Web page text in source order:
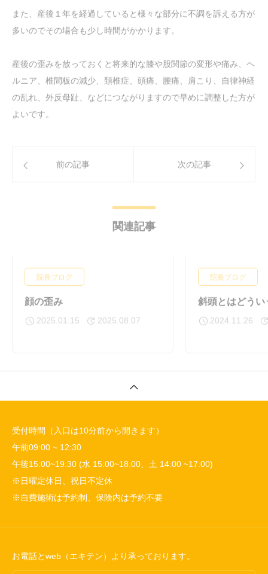
また、産後１年を経過していると様々な部分に不調を訴える方が
多いのでその場合も少し時間がかかります。
産後の歪みを放っておくと将来的な膝や股関節の変形や痛み、ヘ
ルニア、椎間板の減少、頚椎症、頭痛、腰痛、肩こり、自律神経
の乱れ、外反母趾、などにつながりますので早めに調整した方が
よいです。
前の記事 次の記事
関連記事
院長ブログ
顔の歪み
院長ブログ
斜頭とはどう
受付時間（入口は10分前から開きます）
午前09:00 ~ 12:30
午後15:00~19:30 (水 15:00~18:00、土 14:00 ~17:00)
※日曜定休日、祝日不定休
※自費施術は予約制、保険内は予約不要
お電話とweb（エキテン）より承っております。